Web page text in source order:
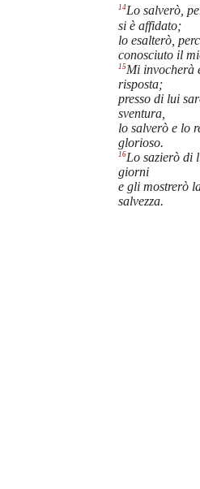
14Lo salverò,
si è affidato;
lo esalterò,
conosciuto il
15Mi invocherà
risposta;
presso di lui
sventura,
lo salverò e lo
glorioso.
16Lo sazierò di
giorni
e gli mostrerò
salvezza.